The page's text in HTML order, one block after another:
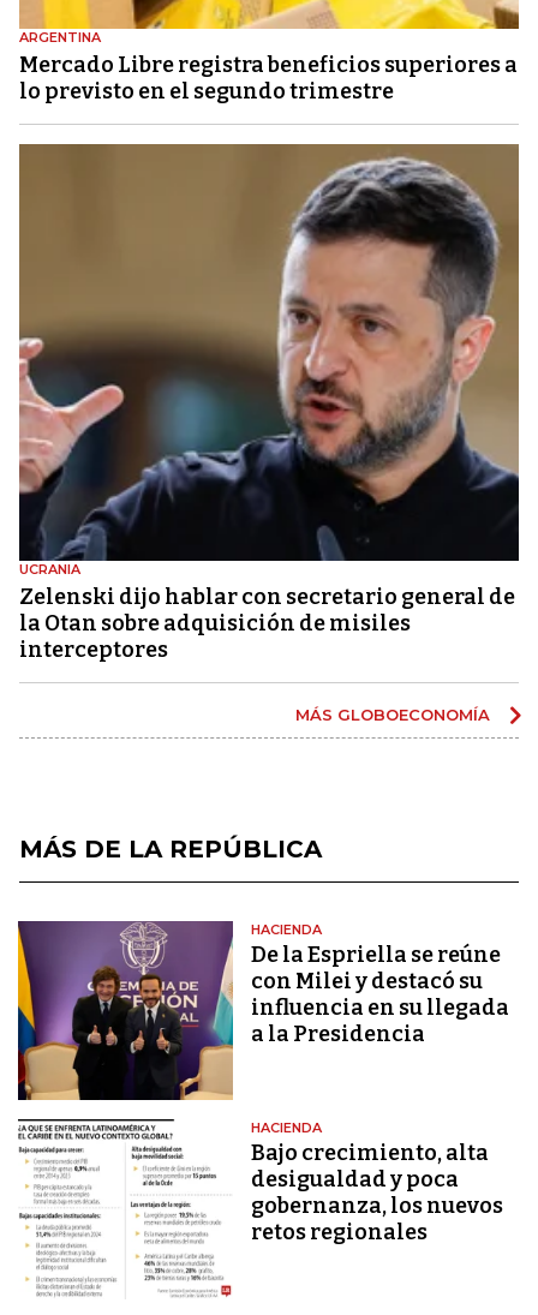
ARGENTINA
Mercado Libre registra beneficios superiores a
lo previsto en el segundo trimestre
UCRANIA
Zelenski dijo hablar con secretario general de
la Otan sobre adquisición de misiles
interceptores
MÁS GLOBOECONOMÍA
MÁS DE LA REPÚBLICA
HACIENDA
De la Espriella se reúne
con Milei y destacó su
influencia en su llegada
a la Presidencia
HACIENDA
Bajo crecimiento, alta
desigualdad y poca
gobernanza, los nuevos
retos regionales